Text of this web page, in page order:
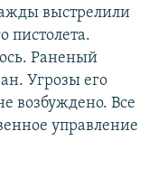
выстрелили
пистолета.
Раненый
Угрозы его
возбуждено. Все
управление